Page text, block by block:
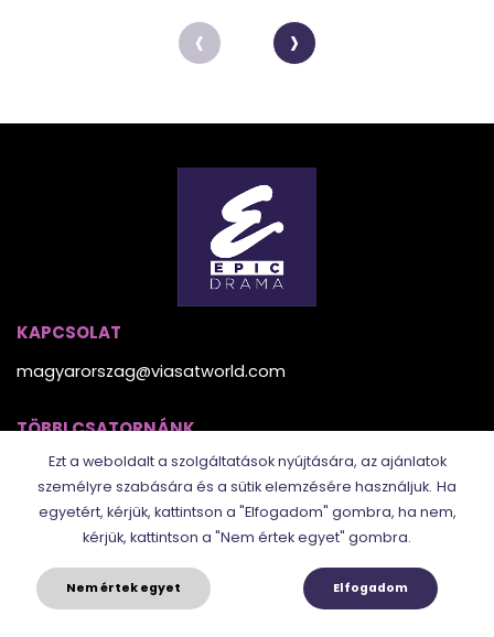
‹ ›
KAPCSOLAT
magyarorszag@viasatworld.com
TÖBBI CSATORNÁNK
© 2025. Epic Drama
Ezt a weboldalt a szolgáltatások nyújtására, az ajánlatok
személyre szabására és a sütik elemzésére használjuk. Ha
egyetért, kérjük, kattintson a "Elfogadom" gombra, ha nem,
kérjük, kattintson a "Nem értek egyet" gombra.
Nem értek egyet Elfogadom